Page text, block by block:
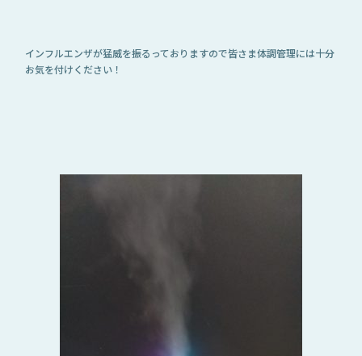
インフルエンザが猛威を振るっておりますので皆さま体調管理には十分
お気を付けください！